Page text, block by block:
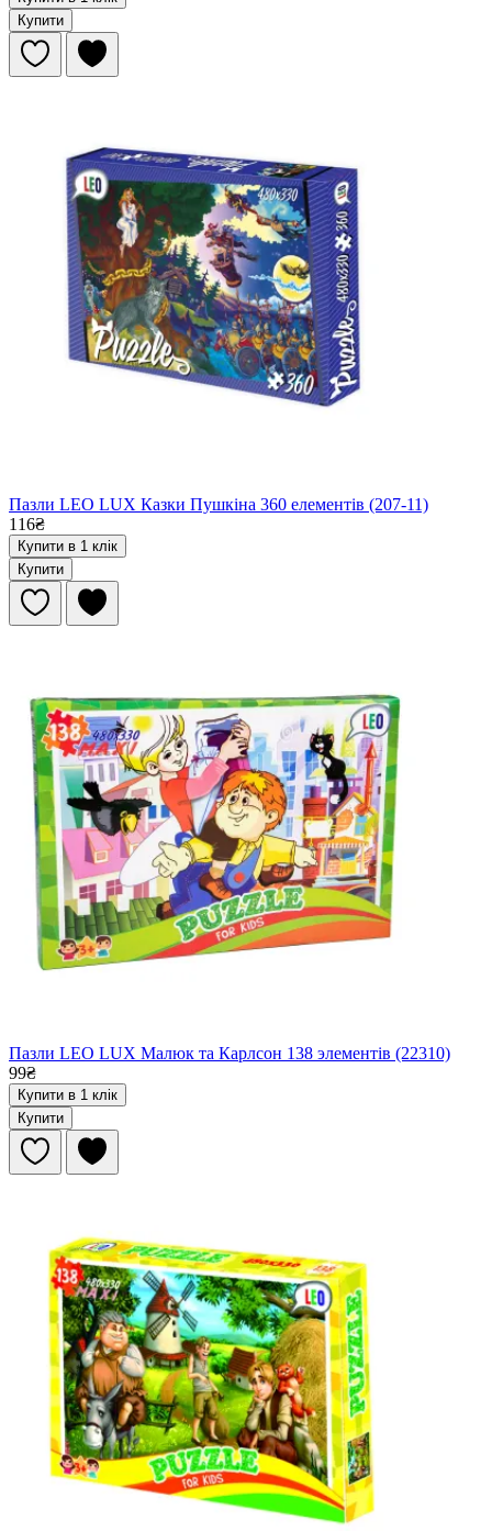
Купити
Пазли LEO LUX Казки Пушкіна 360 елементів (207-11)
116₴
Купити в 1 клік
Купити
Пазли LEO LUX Малюк та Карлсон 138 элементів (22310)
99₴
Купити в 1 клік
Купити